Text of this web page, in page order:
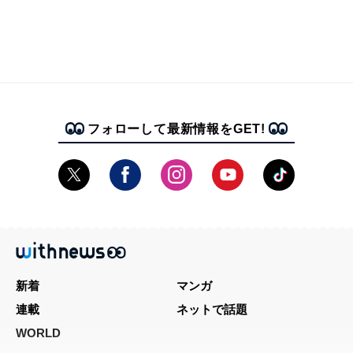
フォローして最新情報をGET!
新着
マンガ
連載
ネットで話題
WORLD